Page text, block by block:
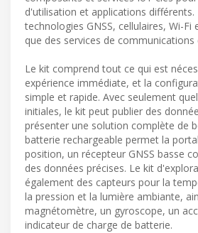
d'utilisation et applications différents.
technologies GNSS, cellulaires, Wi-
que des services de communications
Le kit comprend tout ce qui est
expérience immédiate, et la
simple et rapide. Avec seulement
initiales, le kit peut publier des
présenter une solution complète de
batterie rechargeable permet la
position, un récepteur GNSS basse
des données précises. Le kit
également des capteurs pour la
la pression et la lumière ambiante,
magnétomètre, un gyroscope, un
indicateur de charge de batterie.